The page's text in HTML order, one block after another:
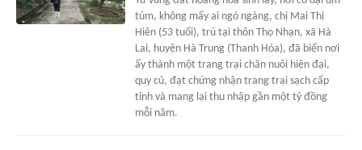
tùm, không mấy ai ngó ngàng, chị Mai Thị
Hiên (53 tuổi), trú tại thôn Thọ Nhạn, xã Hà
Lai, huyện Hà Trung (Thanh Hóa), đã biến nơi
ấy thành một trang trại chăn nuôi hiện đại,
quy củ, đạt chứng nhận trang trại sạch cấp
tỉnh và mang lại thu nhập gần một tỷ đồng
mỗi năm.